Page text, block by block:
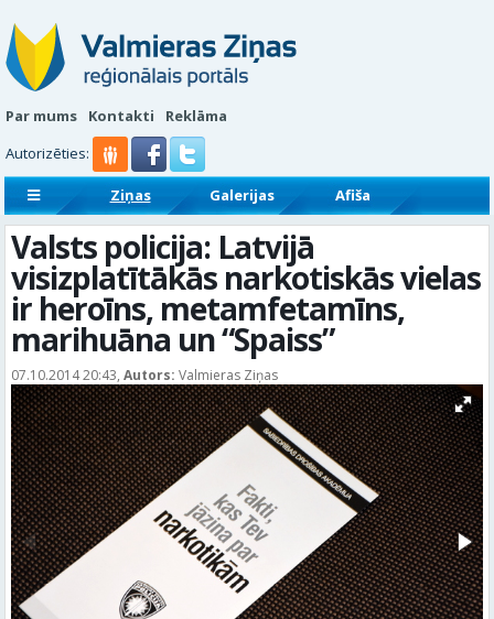
Par mums Kontakti
Reklāma
Autorizēties:
Ziņas Galerijas
Afiša
Sludinājumi
Reklāmraksti
Valsts policija: Latvijā
visizplatītākās narkotiskās vielas
ir heroīns, metamfetamīns,
marihuāna un “Spaiss”
07.10.2014 20:43, Autors: Valmieras Ziņas